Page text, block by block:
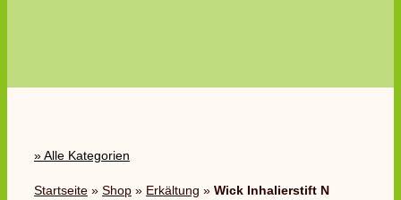
» Alle Kategorien
Startseite» Shop» Erkältung » Wick Inhalierstift N